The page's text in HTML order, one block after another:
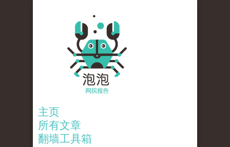
主页
所有文章
翻墙工具箱